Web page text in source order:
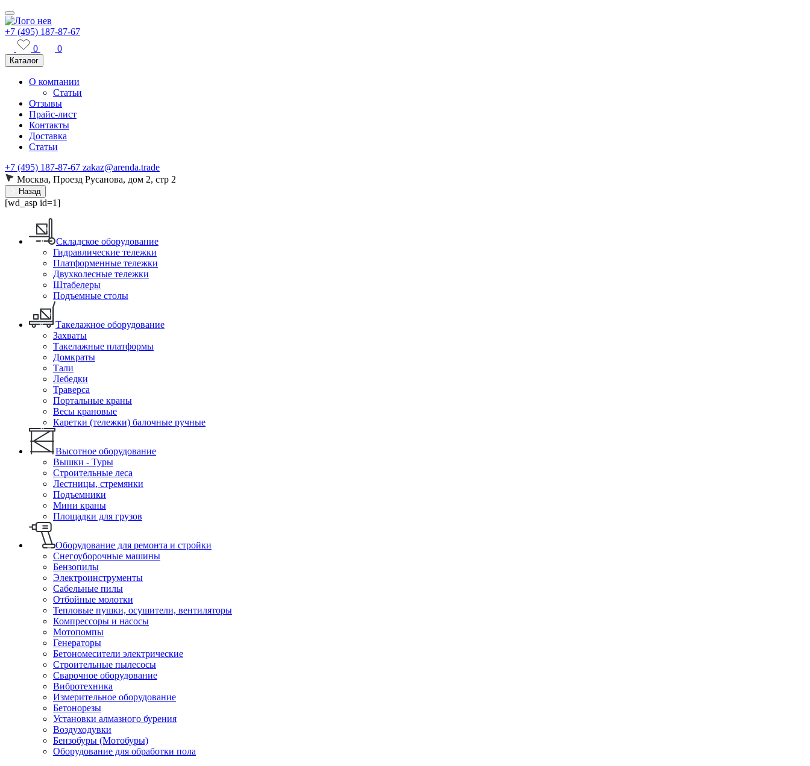
+7 (495) 187-87-67
0
0
Каталог
О компании
Статьи
Отзывы
Прайс-лист
Контакты
Доставка
Статьи
+7 (495) 187-87-67 zakaz@arenda.trade
Москва, Проезд Русанова, дом 2, стр 2
Назад
[wd_asp id=1]
Складское оборудование
Гидравлические тележки
Платформенные тележки
Двухколесные тележки
Штабелеры
Подъемные столы
Такелажное оборудование
Захваты
Такелажные платформы
Домкраты
Тали
Лебедки
Траверса
Портальные краны
Весы крановые
Каретки (тележки) балочные ручные
Высотное оборудование
Вышки - Туры
Строительные леса
Лестницы, стремянки
Подъемники
Мини краны
Площадки для грузов
Оборудование для ремонта и стройки
Снегоуборочные машины
Бензопилы
Электроинструменты
Сабельные пилы
Отбойные молотки
Тепловые пушки, осушители, вентиляторы
Компрессоры и насосы
Мотопомпы
Генераторы
Бетономесители электрические
Строительные пылесосы
Сварочное оборудование
Вибротехника
Измерительное оборудование
Бетонорезы
Установки алмазного бурения
Воздуходувки
Бензобуры (Мотобуры)
Оборудование для обработки пола